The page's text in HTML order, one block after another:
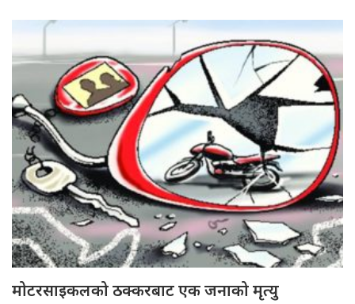
मोटरसाइकलको ठक्करबाट एक जनाको मृत्यु